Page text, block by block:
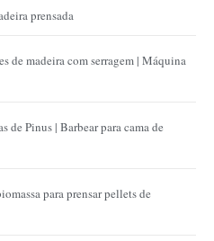
prensada
de madeira com serragem | Máquina
de Pinus | Barbear para cama de
para prensar pellets de